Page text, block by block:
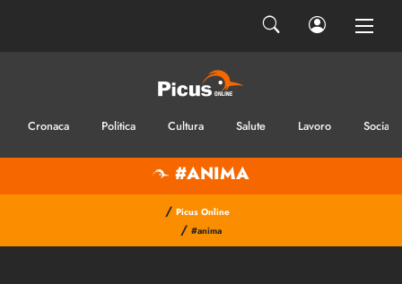
Cronaca Politica Cultura Salute Lavoro Sociale
#ANIMA
/ Picus Online
/ #anima